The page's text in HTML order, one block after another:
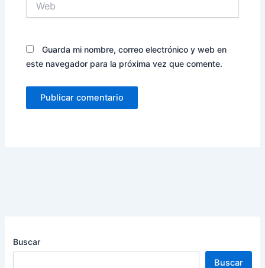
Guarda mi nombre, correo electrónico y web en
este navegador para la próxima vez que comente.
Buscar
Buscar